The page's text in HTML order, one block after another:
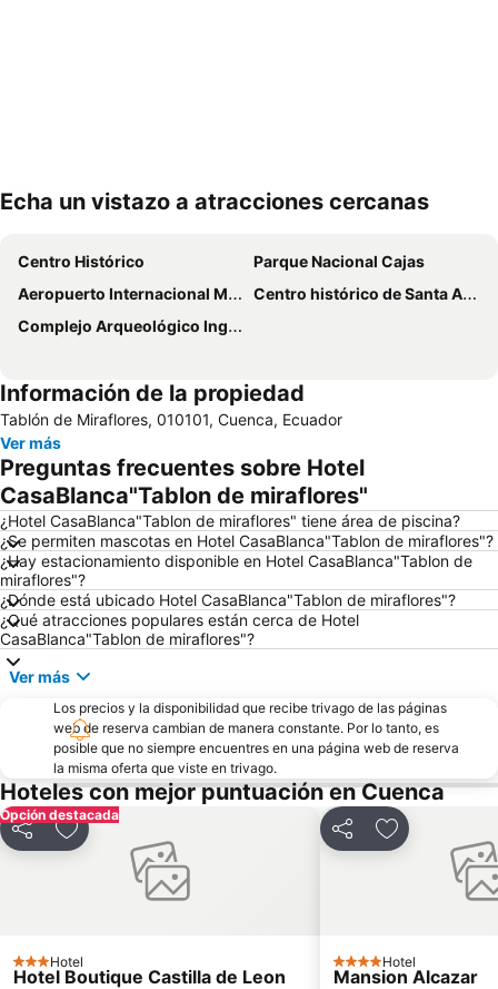
Echa un vistazo a atracciones cercanas
Centro Histórico
Parque Nacional Cajas
Aeropuerto Internacional Mariscal Lamar
Centro histórico de Santa Ana de los Ríos de Cuenca
Complejo Arqueológico Ingapirca
Información de la propiedad
Tablón de Miraflores, 010101, Cuenca, Ecuador
Ver más
Preguntas frecuentes sobre Hotel
CasaBlanca"Tablon de miraflores"
¿Hotel CasaBlanca"Tablon de miraflores" tiene área de piscina?
¿Se permiten mascotas en Hotel CasaBlanca"Tablon de miraflores"?
¿Hay estacionamiento disponible en Hotel CasaBlanca"Tablon de
miraflores"?
¿Dónde está ubicado Hotel CasaBlanca"Tablon de miraflores"?
¿Qué atracciones populares están cerca de Hotel
CasaBlanca"Tablon de miraflores"?
Ver más
Los precios y la disponibilidad que recibe trivago de las páginas
web de reserva cambian de manera constante. Por lo tanto, es
posible que no siempre encuentres en una página web de reserva
la misma oferta que viste en trivago.
Hoteles con mejor puntuación en Cuenca
Opción destacada
CompartirAgregar a favoritos
3 Estrellas
Hotel
Hotel Boutique Castilla de Leon
CompartirAgregar a
4 Estrellas
Hotel
Mansion Alcazar